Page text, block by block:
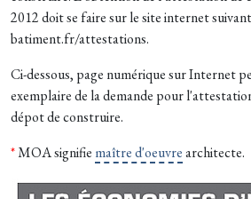
2012 doit se faire sur le site internet
batiment.fr/attestations.
Ci-dessous, page numérique sur Internet
exemplaire de la demande pour
dépot de construire.
*MOA signifie maître d'oeuvrearchitecte.